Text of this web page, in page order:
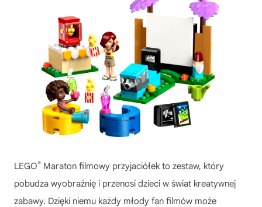
LEGO® Maraton filmowy przyjaciółek to zestaw, który
pobudza wyobraźnię i przenosi dzieci w świat kreatywnej
zabawy. Dzięki niemu każdy młody fan filmów może